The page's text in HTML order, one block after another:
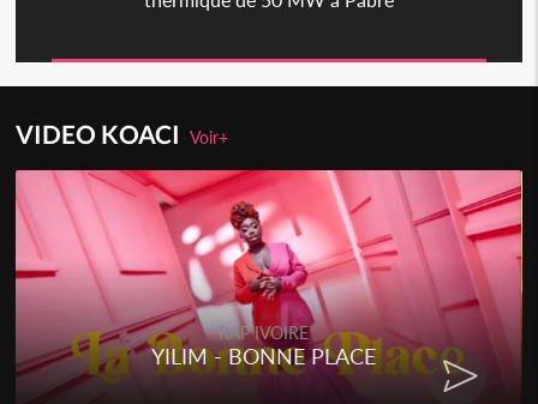
VIDEO KOACIVoir+
RAP IVOIRE
YILIM - BONNE PLACE